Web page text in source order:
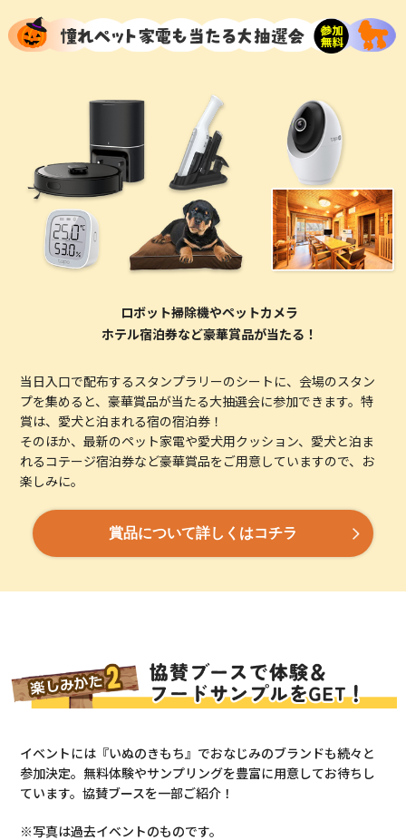
ロボット掃除機やペットカメラ
ホテル宿泊券など豪華賞品が当たる！
当日入口で配布するスタンプラリーのシートに、会場のスタン
プを集めると、豪華賞品が当たる大抽選会に参加できます。特
賞は、愛犬と泊まれる宿の宿泊券！
そのほか、最新のペット家電や愛犬用クッション、愛犬と泊ま
れるコテージ宿泊券など豪華賞品をご用意していますので、お
楽しみに。
賞品について詳しくはコチラ
イベントには『いぬのきもち』でおなじみのブランドも続々と
参加決定。無料体験やサンプリングを豊富に用意してお待ちし
ています。協賛ブースを一部ご紹介！
※写真は過去イベントのものです。